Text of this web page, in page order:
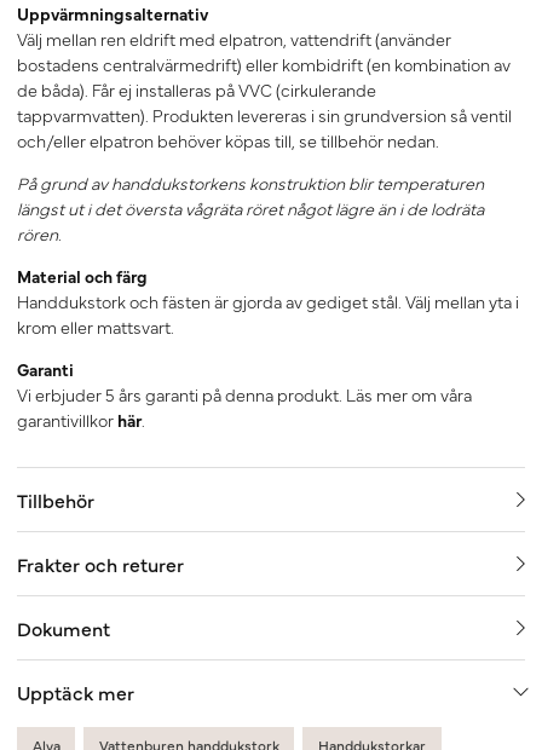
Uppvärmningsalternativ
Välj mellan ren eldrift med elpatron, vattendrift (använder
bostadens centralvärmedrift) eller kombidrift (en kombination av
de båda). Får ej installeras på VVC (cirkulerande
tappvarmvatten). Produkten levereras i sin grundversion så ventil
och/eller elpatron behöver köpas till, se tillbehör nedan.
På grund av handdukstorkens konstruktion blir temperaturen
längst ut i det översta vågräta röret något lägre än i de lodräta
rören.
Material och färg
Handdukstork och fästen är gjorda av gediget stål. Välj mellan yta i
krom eller mattsvart.
Garanti
Vi erbjuder 5 års garanti på denna produkt. Läs mer om våra
garantivillkor här.
Tillbehör
Frakter och returer
Dokument
Upptäck mer
Alva Vattenburen handdukstork Handdukstorkar